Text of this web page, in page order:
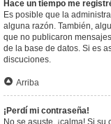
Hace un tiempo me
Es posible que la
alguna razón. También,
que no publicaron
de la base de datos. Si es
discuciones.
Arriba
¡Perdí mi contraseña!
No se asuste, ¡calma! Si